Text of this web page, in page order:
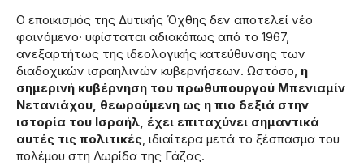
Ο εποικισμός της Δυτικής Όχθης δεν αποτελεί νέο
φαινόμενο· υφίσταται αδιακόπως από το 1967,
ανεξαρτήτως της ιδεολογικής κατεύθυνσης των
διαδοχικών ισραηλινών κυβερνήσεων. Ωστόσο, η
σημερινή κυβέρνηση του πρωθυπουργού Μπενιαμίν
Νετανιάχου, θεωρούμενη ως η πιο δεξιά στην
ιστορία του Ισραήλ, έχει επιταχύνει σημαντικά
αυτές τις πολιτικές, ιδιαίτερα μετά το ξέσπασμα του
πολέμου στη Λωρίδα της Γάζας.